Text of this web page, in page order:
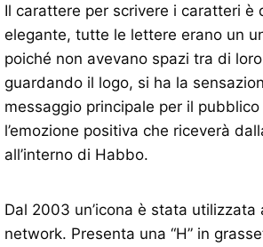
Il carattere per scrivere i caratteri è
elegante, tutte le lettere erano un
poiché non avevano spazi tra di
guardando il logo, si ha la
messaggio principale per il
l’emozione positiva che riceverà
all’interno di Habbo.
Dal 2003 un’icona è stata utilizzata
network. Presenta una “H” in